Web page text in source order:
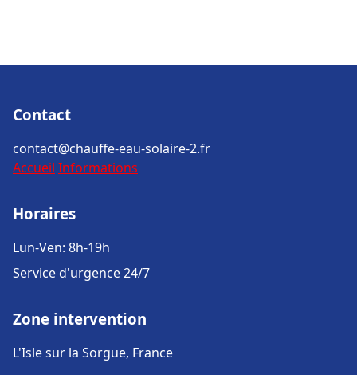
Contact
contact@chauffe-eau-solaire-2.fr
Accueil Informations
Horaires
Lun-Ven: 8h-19h
Service d'urgence 24/7
Zone intervention
L'Isle sur la Sorgue, France